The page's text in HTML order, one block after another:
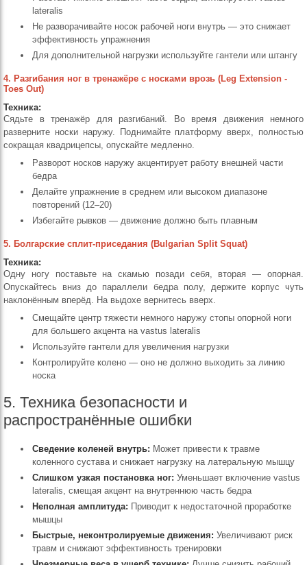
lateralis
Не разворачивайте носок рабочей ноги внутрь — это снижает
эффективность упражнения
Для дополнительной нагрузки используйте гантели или штангу
4. Разгибания ног в тренажёре с носками врозь (Leg Extension -
Toes Out)
Техника:
Сядьте в тренажёр для разгибаний. Во время движения немного
разверните носки наружу. Поднимайте платформу вверх, полностью
сокращая квадрицепсы, опускайте медленно.
Разворот носков наружу акцентирует работу внешней части
бедра
Делайте упражнение в среднем или высоком диапазоне
повторений (12–20)
Избегайте рывков — движение должно быть плавным
5. Болгарские сплит-приседания (Bulgarian Split Squat)
Техника:
Одну ногу поставьте на скамью позади себя, вторая — опорная.
Опускайтесь вниз до параллели бедра полу, держите корпус чуть
наклонённым вперёд. На выдохе вернитесь вверх.
Смещайте центр тяжести немного наружу стопы опорной ноги
для большего акцента на vastus lateralis
Используйте гантели для увеличения нагрузки
Контролируйте колено — оно не должно выходить за линию
носка
5. Техника безопасности и
распространённые ошибки
Сведение коленей внутрь: Может привести к травме
коленного сустава и снижает нагрузку на латеральную мышцу
Слишком узкая постановка ног: Уменьшает включение vastus
lateralis, смещая акцент на внутреннюю часть бедра
Неполная амплитуда: Приводит к недостаточной проработке
мышцы
Быстрые, неконтролируемые движения: Увеличивают риск
травм и снижают эффективность тренировки